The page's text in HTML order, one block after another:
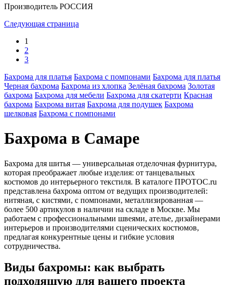
Производитель РОССИЯ
Следующая страница
1
2
3
Бахрома для платья Бахрома с помпонами Бахрома для платья
Черная бахрома Бахрома из хлопка Зелёная бахрома Золотая
бахрома Бахрома для мебели Бахрома для скатерти Красная
бахрома Бахрома витая Бахрома для подушек Бахрома
шелковая Бахрома с помпонами
Бахрома в Самаре
Бахрома для шитья — универсальная отделочная фурнитура,
которая преображает любые изделия: от танцевальных
костюмов до интерьерного текстиля. В каталоге ПРОТОС.ru
представлена бахрома оптом от ведущих производителей:
нитяная, с кистями, с помпонами, металлизированная —
более 500 артикулов в наличии на складе в Москве. Мы
работаем с профессиональными швеями, ателье, дизайнерами
интерьеров и производителями сценических костюмов,
предлагая конкурентные цены и гибкие условия
сотрудничества.
Виды бахромы: как выбрать
подходящую для вашего проекта